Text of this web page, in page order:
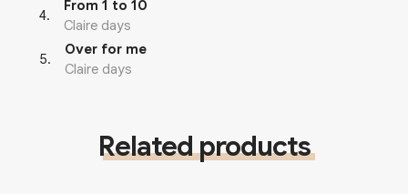
4.
From 1 to 10
Claire days
5.
Over for me
Claire days
Related products